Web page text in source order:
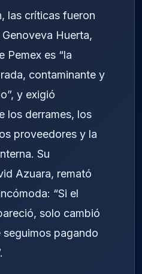
las críticas fueron
Huerta,
Pemex es “la
contaminante y
y exigió
los derrames, los
proveedores y la
Su
Azuara, remató
“Si el
solo cambió
pagando